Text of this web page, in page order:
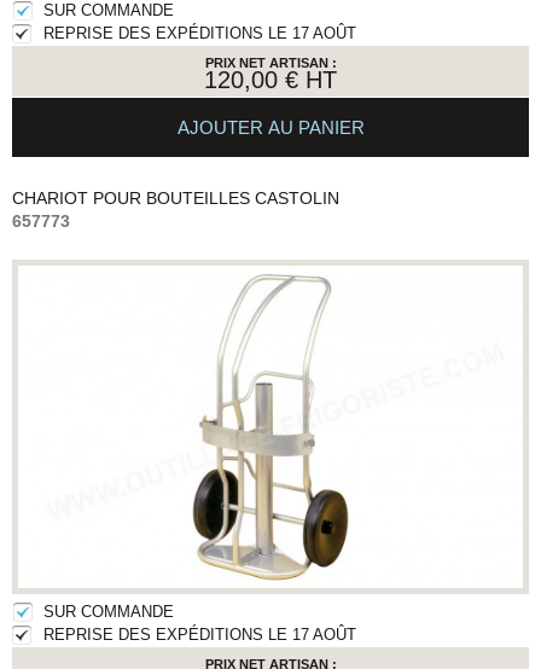
SUR COMMANDE
REPRISE DES EXPÉDITIONS LE 17 AOÛT
PRIX NET ARTISAN :
120,00 € HT
AJOUTER AU PANIER
CHARIOT POUR BOUTEILLES CASTOLIN
657773
SUR COMMANDE
REPRISE DES EXPÉDITIONS LE 17 AOÛT
PRIX NET ARTISAN :